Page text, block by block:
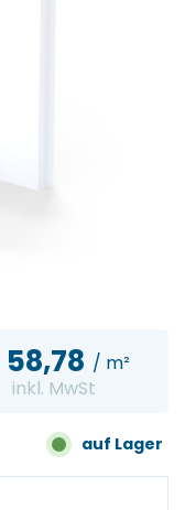
58,78 / m²
inkl. MwSt
auf Lager